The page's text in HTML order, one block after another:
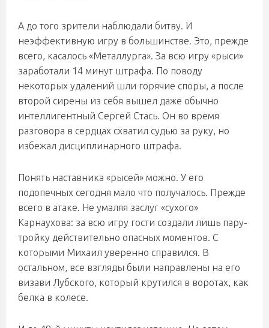
А до того зрители наблюдали битву. И
неэффективную игру в большинстве. Это, прежде
всего, касалось «Металлурга». За всю игру «рыси»
заработали 14 минут штрафа. По поводу
некоторых удалений шли горячие споры, а после
второй сирены из себя вышел даже обычно
интеллигентный Сергей Стась. Он во время
разговора в сердцах схватил судью за руку, но
избежал дисциплинарного штрафа.
Понять наставника «рысей» можно. У его
подопечных сегодня мало что получалось. Прежде
всего в атаке. Не умаляя заслуг «сухого»
Карнаухова: за всю игру гости создали лишь пару-
тройку действительно опасных моментов. С
которыми Михаил уверенно справился. В
остальном, все взгляды были направлены на его
визави Лубского, который крутился в воротах, как
белка в колесе.